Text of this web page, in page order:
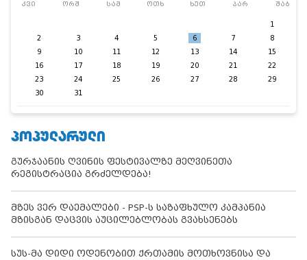
კვი ორშ სამ ოთხ ხუთ პარ შაბ
1
2
3 4 5 6 7
8
9
10 11 12 13 14
15
16
17 18 19 20 21
22
23
24 25 26 27 28
29
30
31
ᲞᲝᲞᲣᲚᲐᲠᲣᲚᲘ
გურჯაანის ღვინის ფესტივალზე მეღვინეთა
რეგისტრაცია გრძელდება!
მზეს ვერ დაემალები - PSP-ს საზაფხულო კამპანია
მზისგან დაცვის აუცილებლობას გვახსენებს
სუს-მა დიდი ოდენობით ქრთამის მოთხოვნისა და